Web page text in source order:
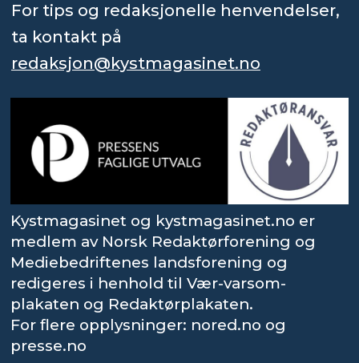
For tips og redaksjonelle henvendelser,
ta kontakt på
redaksjon@kystmagasinet.no
Kystmagasinet og kystmagasinet.no er
medlem av Norsk Redaktørforening og
Mediebedriftenes landsforening og
redigeres i henhold til Vær-varsom-
plakaten og Redaktørplakaten.
For flere opplysninger: nored.no og
presse.no